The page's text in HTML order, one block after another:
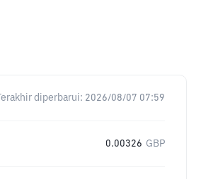
Terakhir diperbarui: 2026/08/07 07:59
0.00326 GBP